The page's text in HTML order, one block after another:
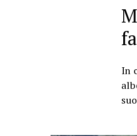
In